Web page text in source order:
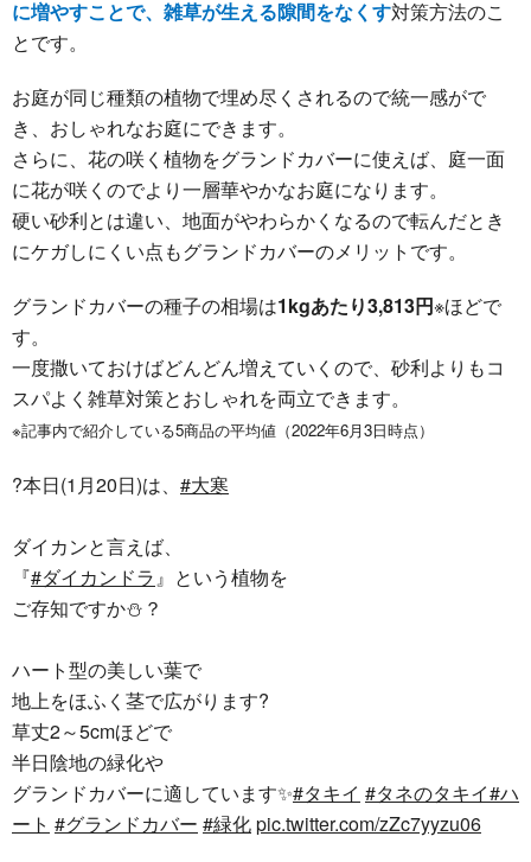
に増やすことで、雑草が生える隙間をなくす対策方法のこ
とです。
お庭が同じ種類の植物で埋め尽くされるので統一感がで
き、おしゃれなお庭にできます。
さらに、花の咲く植物をグランドカバーに使えば、庭一面
に花が咲くのでより一層華やかなお庭になります。
硬い砂利とは違い、地面がやわらかくなるので転んだとき
にケガしにくい点もグランドカバーのメリットです。
グランドカバーの種子の相場は1kgあたり3,813円※ほどで
す。
一度撒いておけばどんどん増えていくので、砂利よりもコ
スパよく雑草対策とおしゃれを両立できます。
※記事内で紹介している5商品の平均値（2022年6月3日時点）
?本日(1月20日)は、 #大寒
ダイカンと言えば、
『#ダイカンドラ』という植物を
ご存知ですか⛄️？
ハート型の美しい葉で
地上をほふく茎で広がります?
草丈2～5cmほどで
半日陰地の緑化や
グランドカバーに適しています✨#タキイ #タネのタキイ#ハ
ート #グランドカバー #緑化pic.twitter.com/zZc7yyzu06